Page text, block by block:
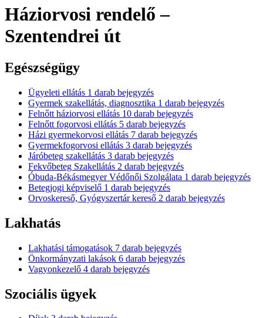
Háziorvosi rendelő –
Szentendrei út
Egészségügy
Ügyeleti ellátás 1 darab bejegyzés
Gyermek szakellátás, diagnosztika 1 darab bejegyzés
Felnőtt háziorvosi ellátás 10 darab bejegyzés
Felnőtt fogorvosi ellátás 5 darab bejegyzés
Házi gyermekorvosi ellátás 7 darab bejegyzés
Gyermekfogorvosi ellátás 3 darab bejegyzés
Járóbeteg szakellátás 3 darab bejegyzés
Fekvőbeteg Szakellátás 2 darab bejegyzés
Óbuda-Békásmegyer Védőnői Szolgálata 1 darab bejegyzés
Betegjogi képviselő 1 darab bejegyzés
Orvoskereső, Gyógyszertár kereső 2 darab bejegyzés
Lakhatás
Lakhatási támogatások 7 darab bejegyzés
Önkormányzati lakások 6 darab bejegyzés
Vagyonkezelő 4 darab bejegyzés
Szociális ügyek